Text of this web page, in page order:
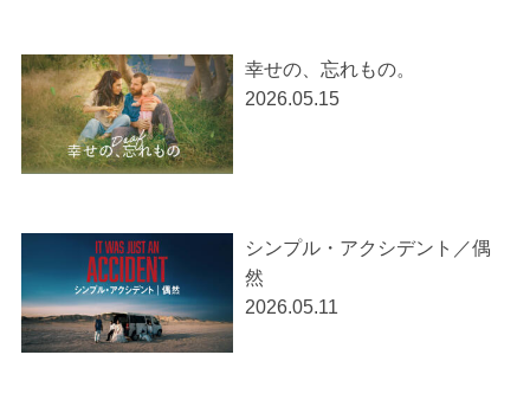
幸せの、忘れもの。
2026.05.15
シンプル・アクシデント／偶
然
2026.05.11